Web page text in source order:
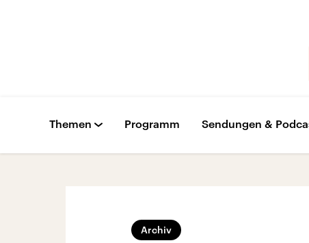
Themen Programm Sendungen &
Archiv